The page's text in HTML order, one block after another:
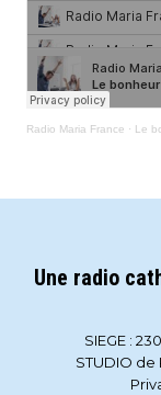
Radio Maria France · Le
Une radio
SIEGE :
STUDIO de